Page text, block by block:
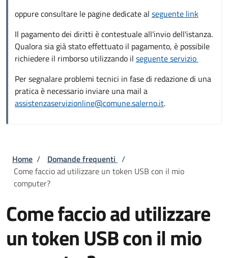
oppure consultare le pagine dedicate al seguente link
Il pagamento dei diritti è contestuale all'invio dell'istanza.
Qualora sia già stato effettuato il pagamento, è possibile
richiedere il rimborso utilizzando il seguente servizio
Per segnalare problemi tecnici in fase di redazione di una
pratica è necessario inviare una mail a
assistenzaservizionline@comune.salerno.it.
Briciole di pane
Home / Domande frequenti /
Come faccio ad utilizzare un token USB con il mio
computer?
Come faccio ad utilizzare
un token USB con il mio